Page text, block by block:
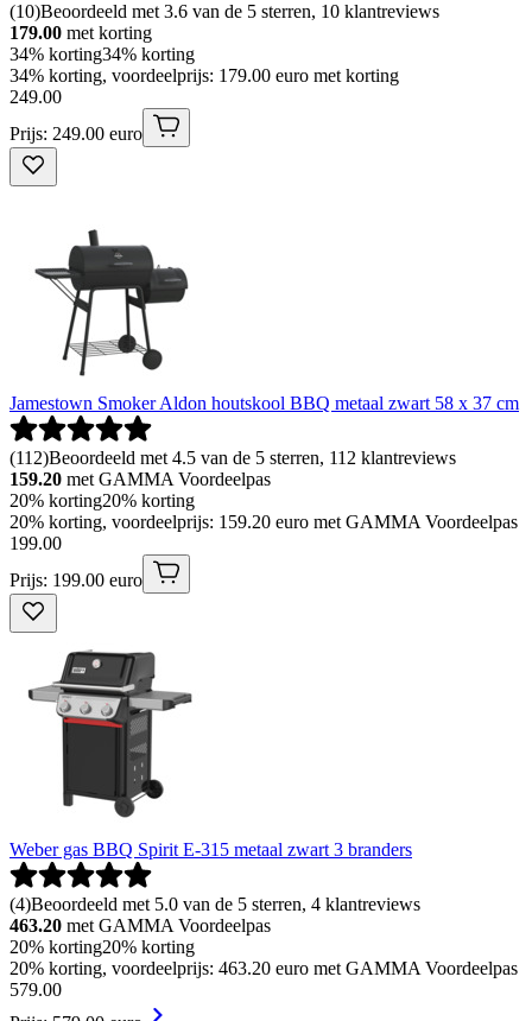
(10)Beoordeeld met 3.6 van de 5 sterren, 10 klantreviews
179.00 met korting
34% korting34% korting
34% korting, voordeelprijs: 179.00 euro met korting
249.00
Prijs: 249.00 euro
Jamestown Smoker Aldon houtskool BBQ metaal zwart 58 x 37 cm
(112)Beoordeeld met 4.5 van de 5 sterren, 112 klantreviews
159.20 met GAMMA Voordeelpas
20% korting20% korting
20% korting, voordeelprijs: 159.20 euro met GAMMA Voordeelpas
199.00
Prijs: 199.00 euro
Weber gas BBQ Spirit E-315 metaal zwart 3 branders
(4)Beoordeeld met 5.0 van de 5 sterren, 4 klantreviews
463.20 met GAMMA Voordeelpas
20% korting20% korting
20% korting, voordeelprijs: 463.20 euro met GAMMA Voordeelpas
579.00